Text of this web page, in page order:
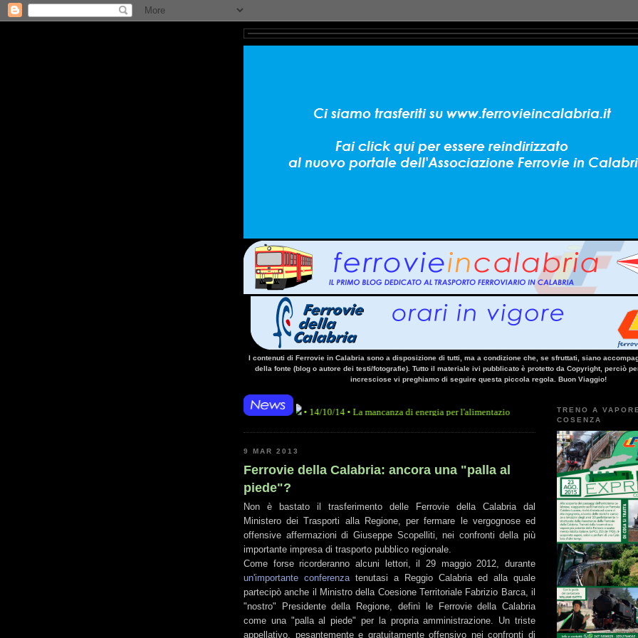
I contenuti di Ferrovie in Calabria sono a disposizione di tutti, ma a condizione che, se sfruttati, siano
della fonte (blog o autore dei testi/fotografie). Tutto il materiale ivi pubblicato è protetto da Copyright, perciò
incresciose vi preghiamo di seguire questa piccola regola. Buon Viaggio!
• 14/10/14 • La mancanza di energia per l'alimentazione elettrica, sulla linea Paola - Cosenza,
9 MAR 2013
Ferrovie della Calabria: ancora una "palla al
piede"?
Non è bastato il trasferimento delle Ferrovie della Calabria dal
Ministero dei Trasporti alla Regione, per fermare le vergognose ed
offensive affermazioni di Giuseppe Scopelliti, nei confronti della più
importante impresa di trasporto pubblico regionale.
Come forse ricorderanno alcuni lettori, il 29 maggio 2012, durante
un'importante conferenza tenutasi a Reggio Calabria ed alla quale
partecipò anche il Ministro della Coesione Territoriale Fabrizio Barca, il
"nostro" Presidente della Regione, definì le Ferrovie della Calabria
come una "palla al piede" per la propria amministrazione. Un triste
appellativo, pesantemente e gratuitamente offensivo nei confronti di
TRENO A
COSENZA